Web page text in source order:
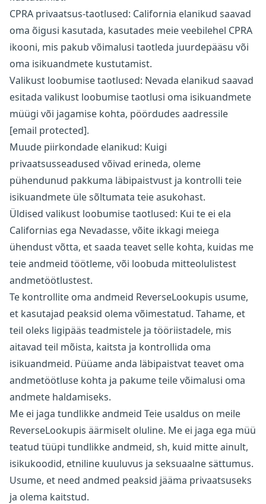
CPRA privaatsus-taotlused: California elanikud saavad
oma õigusi kasutada, kasutades meie veebilehel CPRA
ikooni, mis pakub võimalusi taotleda juurdepääsu või
oma isikuandmete kustutamist.
Valikust loobumise taotlused: Nevada elanikud saavad
esitada valikust loobumise taotlusi oma isikuandmete
müügi või jagamise kohta, pöördudes aadressile
[email protected].
Muude piirkondade elanikud: Kuigi
privaatsusseadused võivad erineda, oleme
pühendunud pakkuma läbipaistvust ja kontrolli teie
isikuandmete üle sõltumata teie asukohast.
Üldised valikust loobumise taotlused: Kui te ei ela
Californias ega Nevadasse, võite ikkagi meiega
ühendust võtta, et saada teavet selle kohta, kuidas me
teie andmeid töötleme, või loobuda mitteolulistest
andmetöötlustest.
Te kontrollite oma andmeid ReverseLookupis usume,
et kasutajad peaksid olema võimestatud. Tahame, et
teil oleks ligipääs teadmistele ja tööriistadele, mis
aitavad teil mõista, kaitsta ja kontrollida oma
isikuandmeid. Püüame anda läbipaistvat teavet oma
andmetöötluse kohta ja pakume teile võimalusi oma
andmete haldamiseks.
Me ei jaga tundlikke andmeid Teie usaldus on meile
ReverseLookupis äärmiselt oluline. Me ei jaga ega müü
teatud tüüpi tundlikke andmeid, sh, kuid mitte ainult,
isikukoodid, etniline kuuluvus ja seksuaalne sättumus.
Usume, et need andmed peaksid jääma privaatsuseks
ja olema kaitstud.